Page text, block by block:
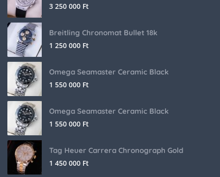
3 250 000 Ft
Breitling Chronomat Bullet 18k
1 250 000 Ft
Omega Seamaster Ceramic Black
1 550 000 Ft
Omega Seamaster Ceramic Black
1 550 000 Ft
Tag Heuer Carrera Chronograph Gold
1 450 000 Ft